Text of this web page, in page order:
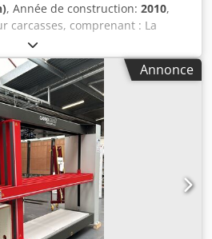
, Année de construction: 2010,
carcasses, comprenant : La
vendue séparément et date de
date de 1996. Pos. 1 : table
transporteuse 2 500 x 800 mm et
Pos. 2 : convoyeur à rouleaux,
3 : poste de distribution de colle
avec 1 pistolet à colle Pos. 4 :
4 000 x 800 mm Pos. 5 :
environ 3 000 x 800 ;
de 850 mm à 300 mm Pos. 6 :
MPH 510/25/09/S
2010, avec entrée et sortie
(convoyeur à bande), barrière
Annonce